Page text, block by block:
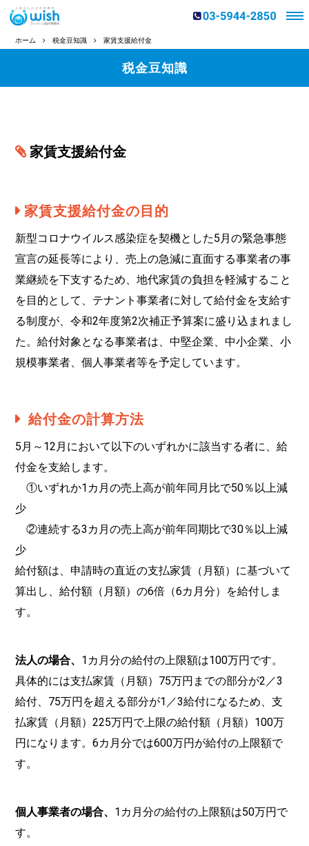
ホーム 税金豆知識 家賃支援給付金
税金豆知識
家賃支援給付金
家賃支援給付金の目的
新型コロナウイルス感染症を契機とした5⽉の緊急事態
宣⾔の延⻑等により、売上の急減に直⾯する事業者の事
業継続を下⽀するため、地代家賃の負担を軽減すること
を⽬的として、テナント事業者に対して給付⾦を⽀給す
る制度が、令和2年度第2次補正予算案に盛り込まれまし
た。給付対象となる事業者は、中堅企業、中⼩企業、⼩
規模事業者、個⼈事業者等を予定しています。
給付金の計算方法
5⽉～12⽉において以下のいずれかに該当する者に、給
付⾦を⽀給します。
①いずれか1カ⽉の売上⾼が前年同⽉⽐で50％以上減
少
②連続する3カ⽉の売上⾼が前年同期⽐で30％以上減
少
給付額は、申請時の直近の⽀払家賃（⽉額）に基づいて
算出し、給付額（⽉額）の6倍（6カ⽉分）を給付しま
す。
法人の場合、 1カ月分の給付の上限額は100万円です。
具体的には支払家賃（月額）75万円までの部分が2／3
給付、75万円を超える部分が1／3給付になるため、支
払家賃（月額）225万円で上限の給付額（月額）100万
円になります。6カ月分では600万円が給付の上限額で
す。
個人事業者の場合、 1カ月分の給付の上限額は50万円で
す。